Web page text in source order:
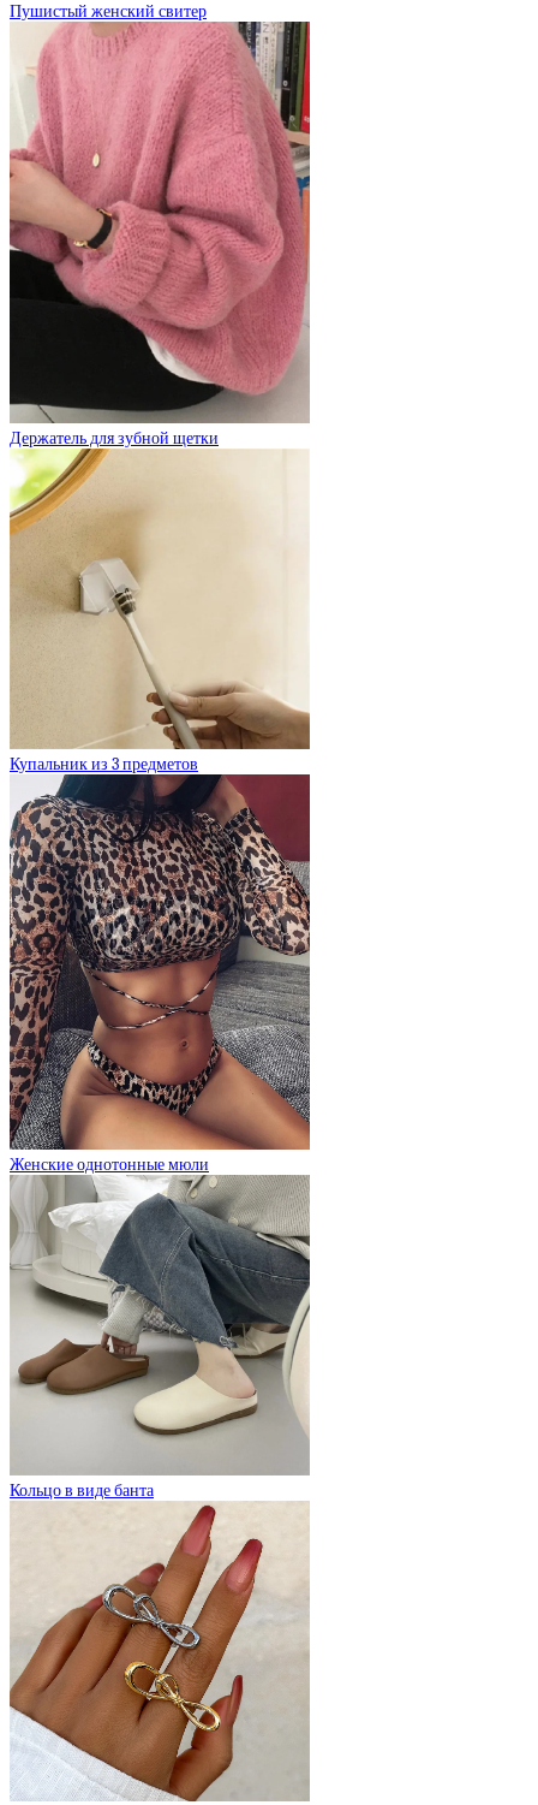
Пушистый женский свитер
Держатель для зубной щетки
Купальник из 3 предметов
Женские однотонные мюли
Кольцо в виде банта